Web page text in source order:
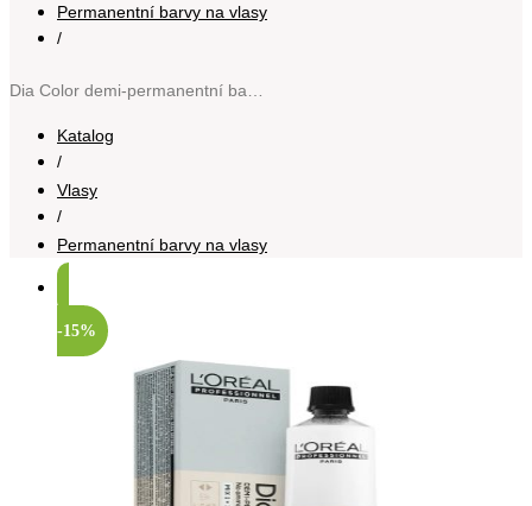
Permanentní barvy na vlasy
/
Katalog
/
Vlasy
/
Permanentní barvy na vlasy
-15%